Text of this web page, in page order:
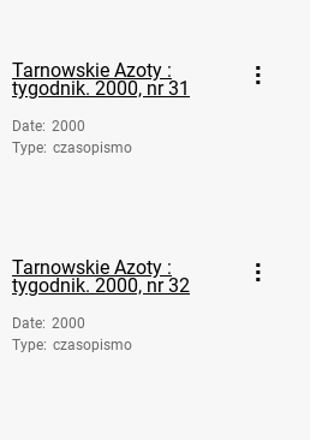
: tygodnik. 1997, nr
: tygodnik. 1997, nr
: tygodnik. 1997, nr
: tygodnik. 1997, nr
: tygodnik. 1997, nr
: tygodnik. 1997, nr
: tygodnik. 1997, nr
Tarnowskie Azoty :
tygodnik. 2000, nr 31
Date: 2000
Type: czasopismo
Tarnowskie Azoty :
tygodnik. 2000, nr 32
Date: 2000
Type: czasopismo